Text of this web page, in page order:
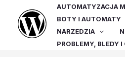
treści
AUTOMATYZACJA
BOTY I AUTOMATY
NARZEDZIA
PROBLEMY, BLEDY